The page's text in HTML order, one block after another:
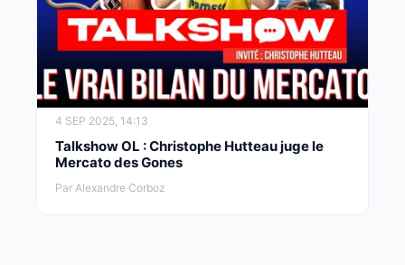
4 SEP 2025, 14:13
Talkshow OL : Christophe Hutteau juge le
Mercato des Gones
Par Alexandre Corboz